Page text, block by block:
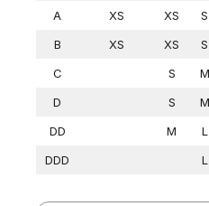
A
XS XS S
B
XS XS S
C
S M
D
S M
DD
M L
DDD
L